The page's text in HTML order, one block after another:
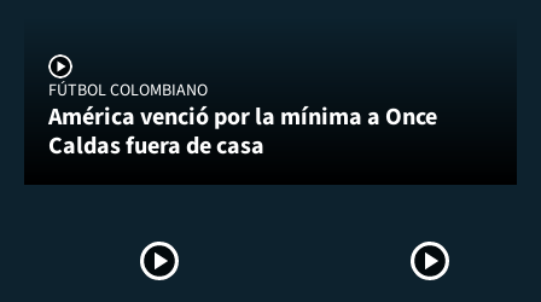
FÚTBOL COLOMBIANO
América venció por la mínima a Once
Caldas fuera de casa